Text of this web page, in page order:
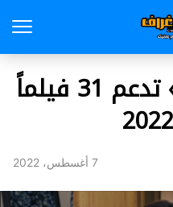
«مؤسسة الدوحة» تدعم 31 فيلماً
7 أغسطس، 2022